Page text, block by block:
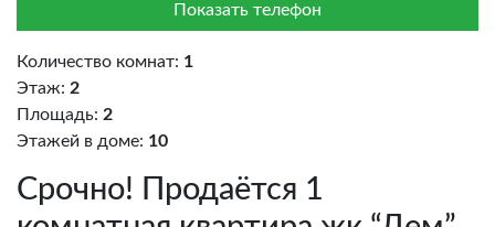
Показать телефон
Количество комнат: 1
Этаж: 2
Площадь: 2
Этажей в доме: 10
Срочно! Продаётся 1